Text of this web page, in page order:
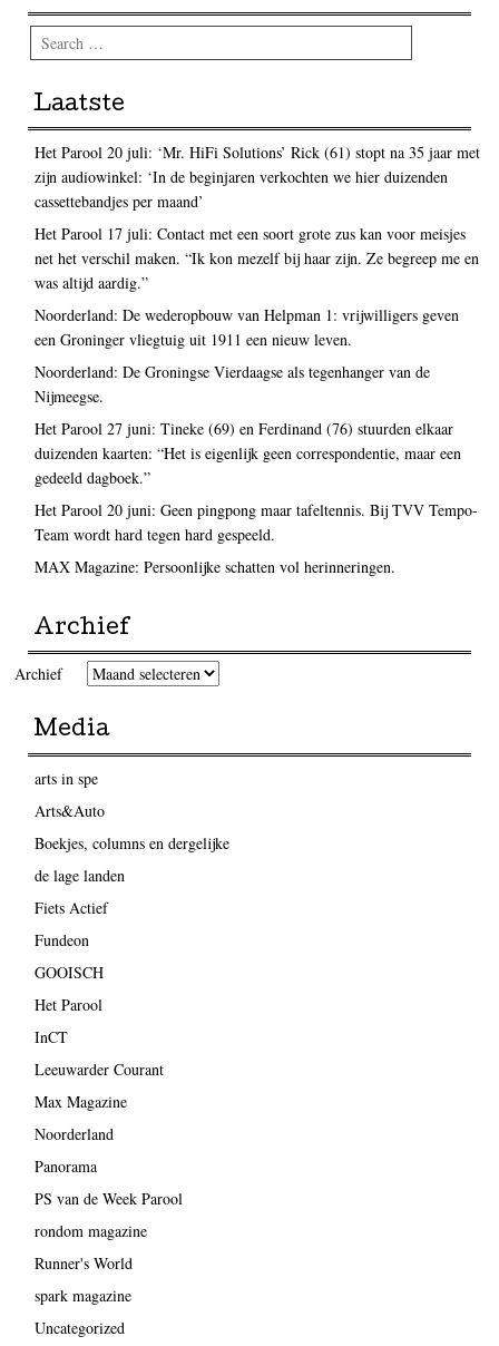
Search
Laatste
Het Parool 20 juli: ‘Mr. HiFi Solutions’ Rick (61) stopt na 35 jaar met
zijn audiowinkel: ‘In de beginjaren verkochten we hier duizenden
cassettebandjes per maand’
Het Parool 17 juli: Contact met een soort grote zus kan voor meisjes
net het verschil maken. “Ik kon mezelf bij haar zijn. Ze begreep me en
was altijd aardig.”
Noorderland: De wederopbouw van Helpman 1: vrijwilligers geven
een Groninger vliegtuig uit 1911 een nieuw leven.
Noorderland: De Groningse Vierdaagse als tegenhanger van de
Nijmeegse.
Het Parool 27 juni: Tineke (69) en Ferdinand (76) stuurden elkaar
duizenden kaarten: “Het is eigenlijk geen correspondentie, maar een
gedeeld dagboek.”
Het Parool 20 juni: Geen pingpong maar tafeltennis. Bij TVV Tempo-
Team wordt hard tegen hard gespeeld.
MAX Magazine: Persoonlijke schatten vol herinneringen.
Archief
Archief
Media
arts in spe
Arts&Auto
Boekjes, columns en dergelijke
de lage landen
Fiets Actief
Fundeon
GOOISCH
Het Parool
InCT
Leeuwarder Courant
Max Magazine
Noorderland
Panorama
PS van de Week Parool
rondom magazine
Runner's World
spark magazine
Uncategorized